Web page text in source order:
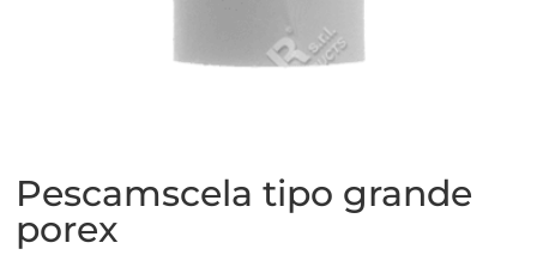
Pescamscela tipo grande
porex